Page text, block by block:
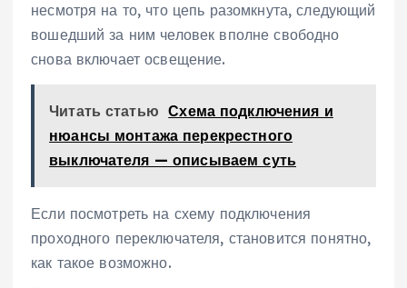
несмотря на то, что цепь разомкнута, следующий
вошедший за ним человек вполне свободно
снова включает освещение.
Читать статью Схема подключения и
нюансы монтажа перекрестного
выключателя — описываем суть
Если посмотреть на схему подключения
проходного переключателя, становится понятно,
как такое возможно.